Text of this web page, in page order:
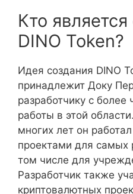
Кто
DINO Token?
Идея создания DINO
принадлежит Доку
разработчику с
работы в этой
многих лет он
проектами для самых
том числе для
Разработчик также
криптовалютных